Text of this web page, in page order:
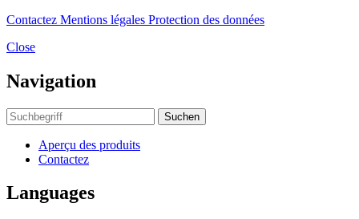
Contactez Mentions légales Protection des données
Close
Navigation
Suchen
Aperçu des produits
Contactez
Languages